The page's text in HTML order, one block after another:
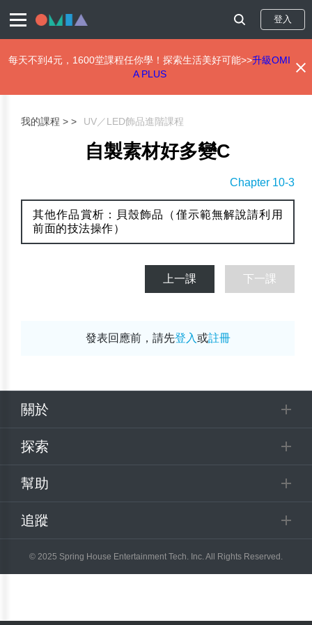
登入
每天不到4元，1600堂課程任你學！探索生活美好可能>>升級OMI
A PLUS
我的課程 > UV／LED飾品進階課程
自製素材好多變C
Chapter 10-3
其他作品賞析：貝殼飾品（僅示範無解說請利用
前面的技法操作）
上一課 下一課
發表回應前，請先登入或註冊
關於
探索
幫助
追蹤
© 2025 Spring House Entertainment Tech. Inc. All Rights Reserved.